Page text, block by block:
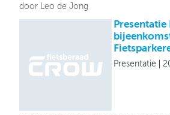
door Leo de Jong
Presentatie